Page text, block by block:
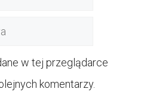
w tej przeglądarce
komentarzy.